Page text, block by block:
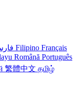
Filipino Français
Română Português
繁體中文 தமிழ்